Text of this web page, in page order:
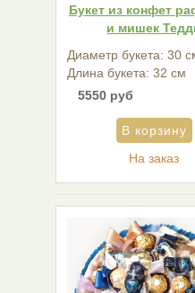
Букет из конфет
и мишек
Диаметр букета: 30
Длина букета: 32 см
5550 руб
На заказ